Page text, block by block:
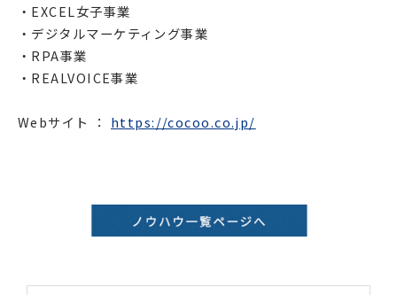
・EXCEL女子事業
・デジタルマーケティング事業
・RPA事業
・REALVOICE事業
Webサイト ： https://cocoo.co.jp/